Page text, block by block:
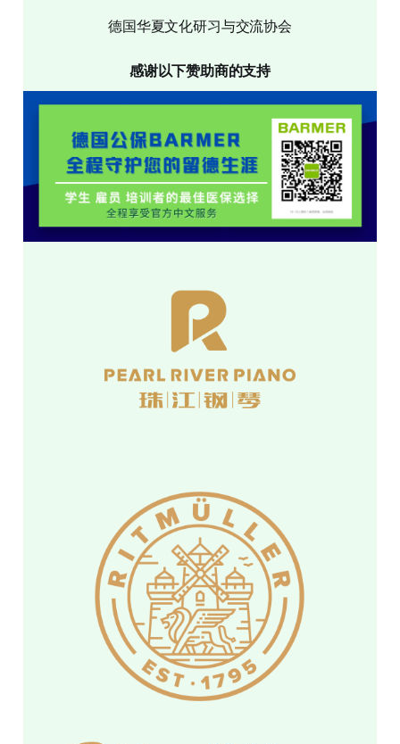
德国华夏文化研习与交流协会
感谢以下赞助商的支持